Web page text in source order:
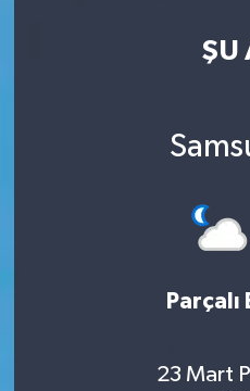
ŞU
23 Mart
Son Dakika Haberleri